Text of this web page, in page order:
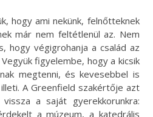
hogy ami nekünk, felnőtteknek
már nem feltétlenül az. Nem
hogy végigrohanja a család az
figyelembe, hogy a kicsik
megtenni, és kevesebbel is
A Greenfield szakértője azt
vissza a saját gyerekkorunkra:
a múzeum, a katedrális